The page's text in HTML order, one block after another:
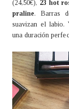
(24,50€), 23 hot
praline. Barras
suavizan el labio.
una duración